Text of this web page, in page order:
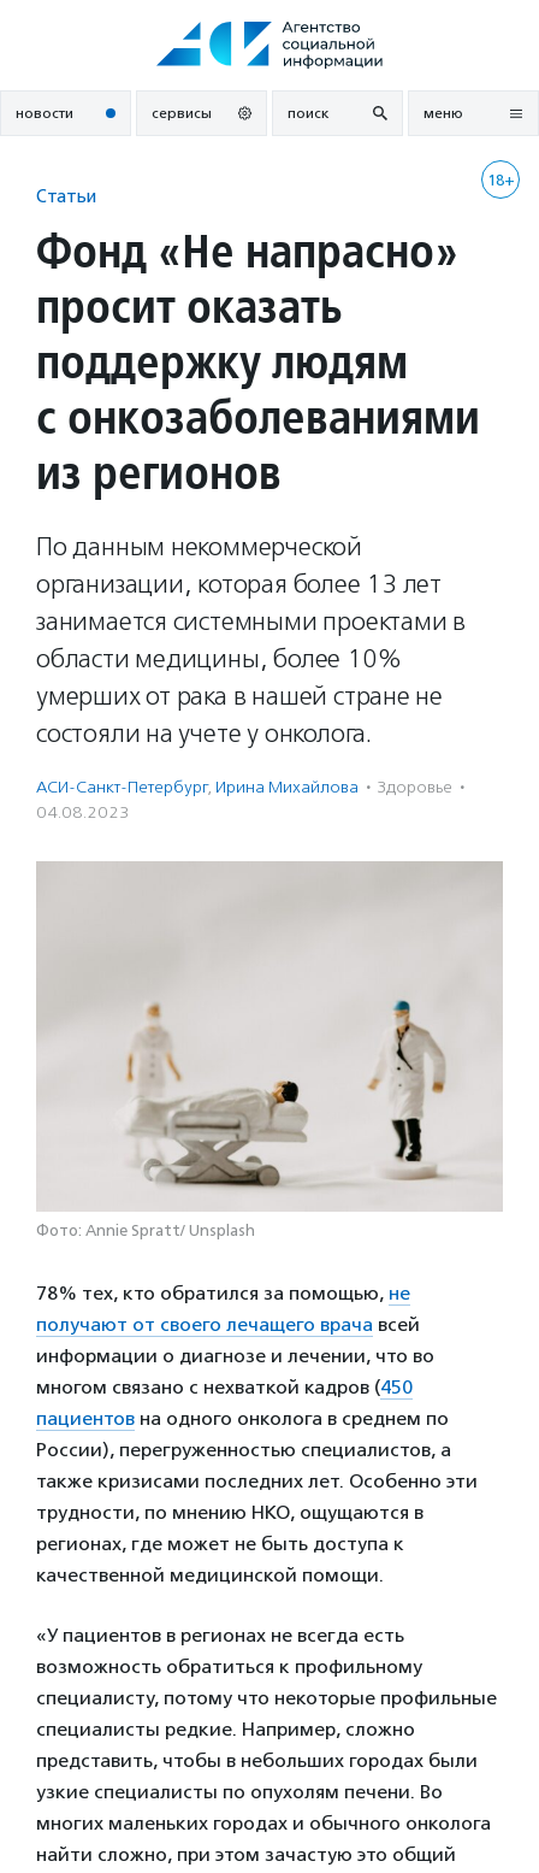
новости сервисы поиск меню
18+
Статьи
Фонд «Не напрасно»
просит оказать
поддержку людям
с онкозаболеваниями
из регионов
По данным некоммерческой
организации, которая более 13 лет
занимается системными проектами в
области медицины, более 10%
умерших от рака в нашей стране не
состояли на учете у онколога.
АСИ-Санкт-Петербург, Ирина Михайлова · Здоровье ·
04.08.2023
Фото: Annie Spratt/ Unsplash
78% тех, кто обратился за помощью, не
получают от своего лечащего врача всей
информации о диагнозе и лечении, что во
многом связано с нехваткой кадров (450
пациентов на одного онколога в среднем по
России), перегруженностью специалистов, а
также кризисами последних лет. Особенно эти
трудности, по мнению НКО, ощущаются в
регионах, где может не быть доступа к
качественной медицинской помощи.
«У пациентов в регионах не всегда есть
возможность обратиться к профильному
специалисту, потому что некоторые профильные
специалисты редкие. Например, сложно
представить, чтобы в небольших городах были
узкие специалисты по опухолям печени. Во
многих маленьких городах и обычного онколога
найти сложно, при этом зачастую это общий